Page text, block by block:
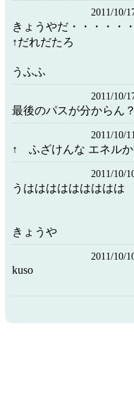
2011/10/
きょうやだ・・・・・
↑だれだたろ
うふふ
2011/10/
最後のパスが分からん
2011/10/
↑ ふざけんな エネルか
2011/10/
うははははははははは
きょうや
2011/10/
kuso